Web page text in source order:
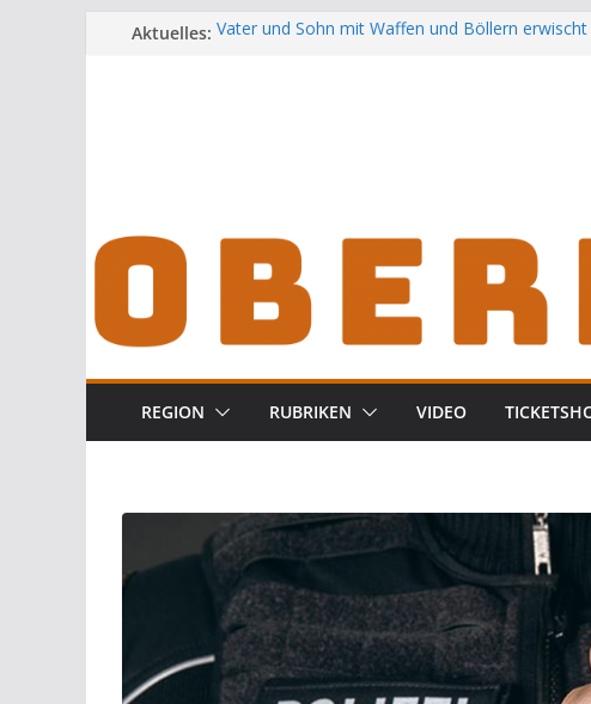
Aktuelles: Vater und Sohn mit Waffen und Böllern erwischt
REGION RUBRIKEN VIDEO